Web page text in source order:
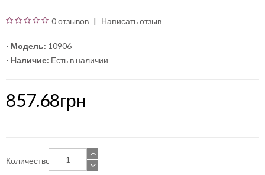
0 отзывов Написать отзыв
- Модель: 10906
- Наличие: Есть в наличии
857.68грн
Количество